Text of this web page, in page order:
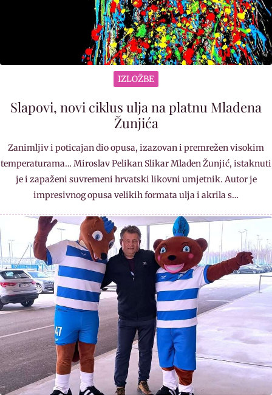
IZLOŽBE
Slapovi, novi ciklus ulja na platnu Mladena
Žunjića
Zanimljiv i poticajan dio opusa, izazovan i premrežen visokim
temperaturama… Miroslav Pelikan Slikar Mladen Žunjić, istaknuti
je i zapaženi suvremeni hrvatski likovni umjetnik. Autor je
impresivnog opusa velikih formata ulja i akrila s…